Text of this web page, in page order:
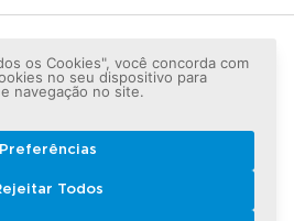
de gente - Todos os direitos
reservados.
os Cookies", você concorda com
no seu dispositivo para
navegação no site.
Preferências
Todos